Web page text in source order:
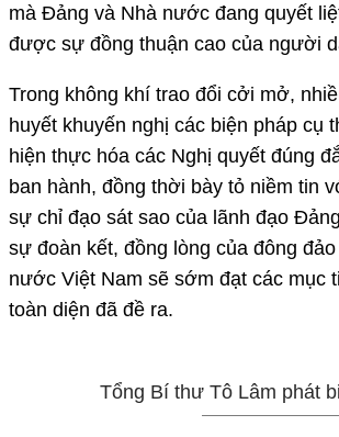
mà Đảng và Nhà nước đang quyết
được sự đồng thuận cao của người
Trong không khí trao đổi cởi mở,
huyết khuyến nghị các biện pháp cụ
hiện thực hóa các Nghị quyết đúng
ban hành, đồng thời bày tỏ niềm tin
sự chỉ đạo sát sao của lãnh đạo
sự đoàn kết, đồng lòng của đông
nước Việt Nam sẽ sớm đạt các mục
toàn diện đã đề ra.
Tổng Bí thư Tô Lâm phát